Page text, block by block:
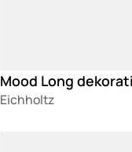
Mood Long
Eichholtz